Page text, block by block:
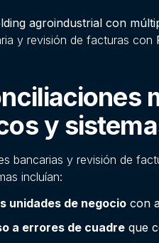
agroindustrial con
y revisión de facturas con
y
bancarias y revisión de
incluían:
unidades de negocio con
a errores de cuadre que